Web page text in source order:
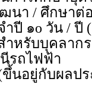
นา / ศึกษาต่
ปี ๑o วัน / ปี
ำหรับบุคลากร
รถไฟฟ้า
ขึ้นอยู่กับผลป